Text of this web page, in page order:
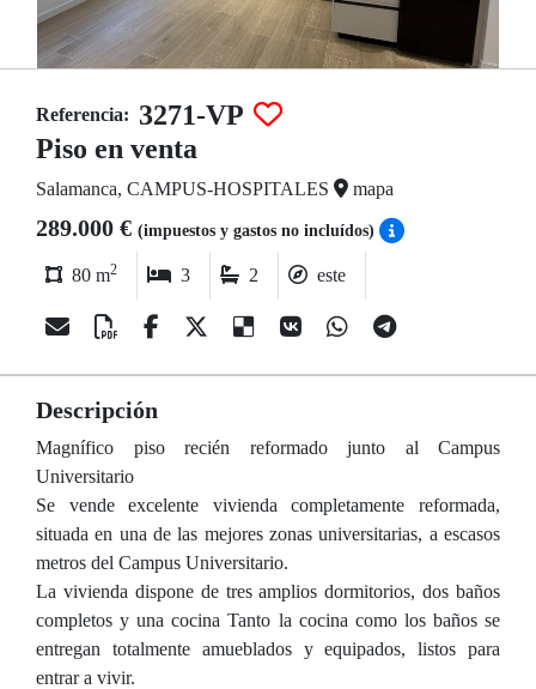
Referencia: 3271-VP
Piso en venta
Salamanca, CAMPUS-HOSPITALES mapa
289.000 € (impuestos y gastos no incluídos)
80 m2 3 2 este
Descripción
Magnífico piso recién reformado junto al Campus
Universitario
Se vende excelente vivienda completamente reformada,
situada en una de las mejores zonas universitarias, a escasos
metros del Campus Universitario.
La vivienda dispone de tres amplios dormitorios, dos baños
completos y una cocina Tanto la cocina como los baños se
entregan totalmente amueblados y equipados, listos para
entrar a vivir.